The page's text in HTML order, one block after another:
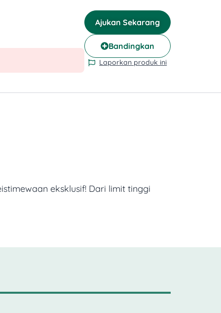
Ajukan Sekarang
Bandingkan
Laporkan produk ini
eksklusif! Dari limit tinggi